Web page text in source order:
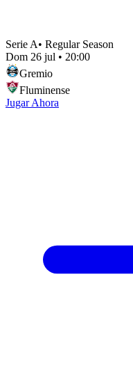
Serie A• Regular Season
Dom 26 jul • 20:00
Gremio
Fluminense
Jugar Ahora